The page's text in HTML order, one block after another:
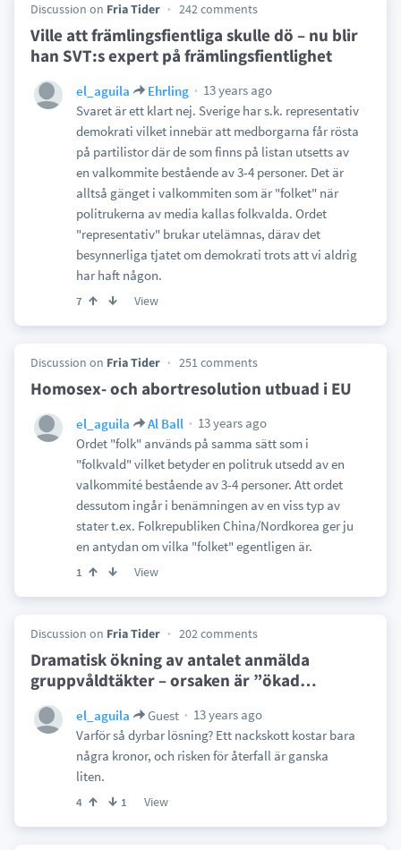
Discussion on Fria Tider 242 comments
Ville att främlingsfientliga skulle dö – nu blir
han SVT:s expert på främlingsfientlighet
el_aguila Ehrling
13 years ago
Svaret är ett klart nej. Sverige har s.k. representativ
demokrati vilket innebär att medborgarna får rösta
på partilistor där de som finns på listan utsetts av
en valkommite bestående av 3-4 personer. Det är
alltså gänget i valkommiten som är "folket" när
politrukerna av media kallas folkvalda. Ordet
"representativ" brukar utelämnas, därav det
besynnerliga tjatet om demokrati trots att vi aldrig
har haft någon.
7 View
Discussion on Fria Tider 251 comments
Homosex- och abortresolution utbuad i EU
el_aguila Al Ball
13 years ago
Ordet "folk" används på samma sätt som i
"folkvald" vilket betyder en politruk utsedd av en
valkommité bestående av 3-4 personer. Att ordet
dessutom ingår i benämningen av en viss typ av
stater t.ex. Folkrepubliken China/Nordkorea ger ju
en antydan om vilka "folket" egentligen är.
1 View
Discussion on Fria Tider 202 comments
Dramatisk ökning av antalet anmälda
gruppvåldtäkter – orsaken är ”ökad…
el_aguila Guest
13 years ago
Varför så dyrbar lösning? Ett nackskott kostar bara
några kronor, och risken för återfall är ganska
liten.
4 1 View